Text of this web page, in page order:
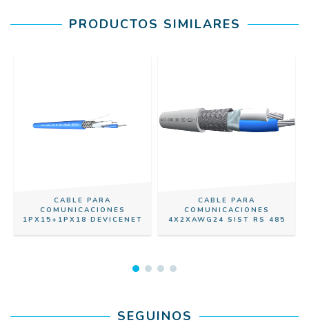
PRODUCTOS SIMILARES
CABLE PARA
COMUNICACIONES
1PX15+1PX18 DEVICENET
CABLE PARA
COMUNICACIONES
4X2XAWG24 SIST RS 485
SEGUINOS